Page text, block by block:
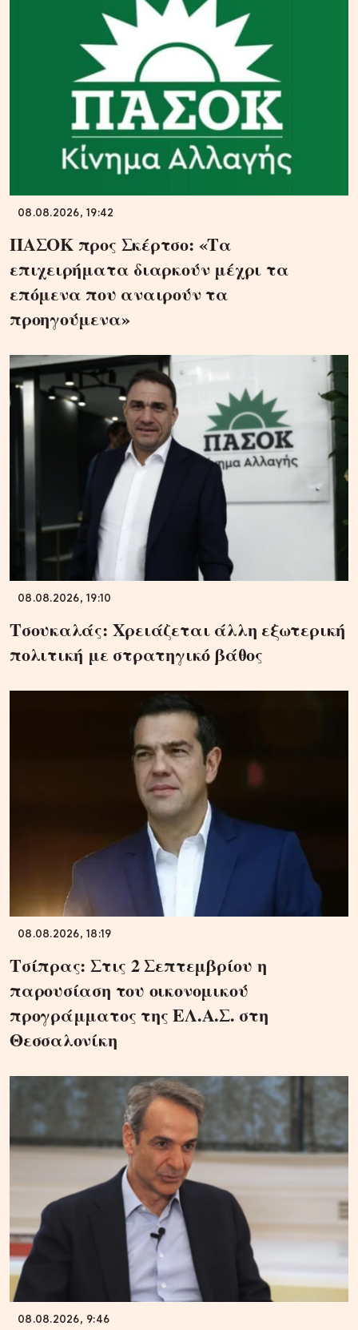
08.08.2026, 19:42
ΠΑΣΟΚ προς Σκέρτσο: «Τα
επιχειρήματα διαρκούν μέχρι τα
επόμενα που αναιρούν τα
προηγούμενα»
08.08.2026, 19:10
Τσουκαλάς: Xρειάζεται άλλη εξωτερική
πολιτική με στρατηγικό βάθος
08.08.2026, 18:19
Τσίπρας: Στις 2 Σεπτεμβρίου η
παρουσίαση του οικονομικού
προγράμματος της ΕΛ.Α.Σ. στη
Θεσσαλονίκη
08.08.2026, 9:46